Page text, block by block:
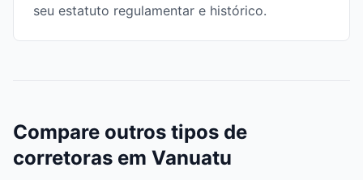
seu estatuto regulamentar e histórico.
Compare outros tipos de
corretoras em Vanuatu